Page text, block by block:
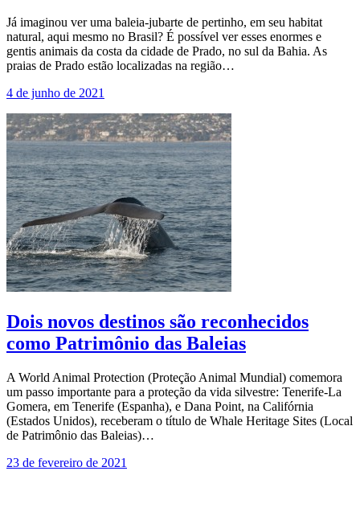
Já imaginou ver uma baleia-jubarte de pertinho, em seu habitat
natural, aqui mesmo no Brasil? É possível ver esses enormes e
gentis animais da costa da cidade de Prado, no sul da Bahia. As
praias de Prado estão localizadas na região…
4 de junho de 2021
Dois novos destinos são reconhecidos
como Patrimônio das Baleias
A World Animal Protection (Proteção Animal Mundial) comemora
um passo importante para a proteção da vida silvestre: Tenerife-La
Gomera, em Tenerife (Espanha), e Dana Point, na Califórnia
(Estados Unidos), receberam o título de Whale Heritage Sites (Local
de Patrimônio das Baleias)…
23 de fevereiro de 2021